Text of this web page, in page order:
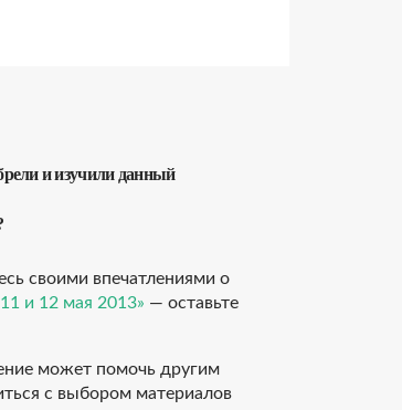
и изучили данный
своими впечатлениями о
и 12 мая 2013» — оставьте
может помочь другим
с выбором материалов